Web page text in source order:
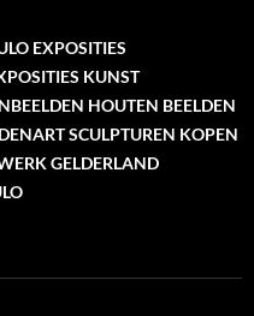
EXPOSITIES
KUNST
HOUTEN BEELDEN
SCULPTUREN KOPEN
GELDERLAND